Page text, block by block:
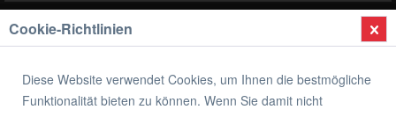
Auswählen
Übersicht Handprotektoren
Cookie-Richtlinien
Diese Website verwendet Cookies, um Ihnen die bestmögliche
Funktionalität bieten zu können. Wenn Sie damit nicht